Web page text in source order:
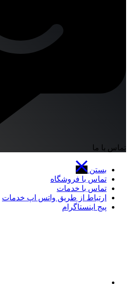
تماس با ما
بستن
تماس با فروشگاه
تماس با خدمات
ارتباط از طریق واتس اپ خدمات
پیج اینستاگرام